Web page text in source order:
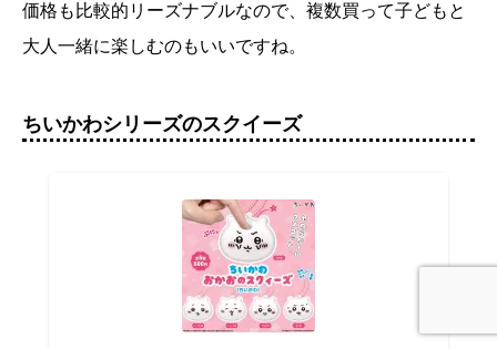
価格も比較的リーズナブルなので、複数買って子どもと
大人一緒に楽しむのもいいですね。
ちいかわシリーズのスクイーズ